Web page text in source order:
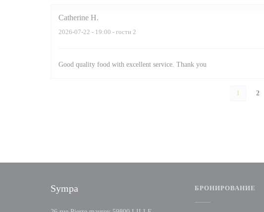
Catherine H
2026-07-22 - 19:00 - гости 2
Good quality food with excellent service. Thank you
1 2
Sympa БРОНИРОВАНИЕ